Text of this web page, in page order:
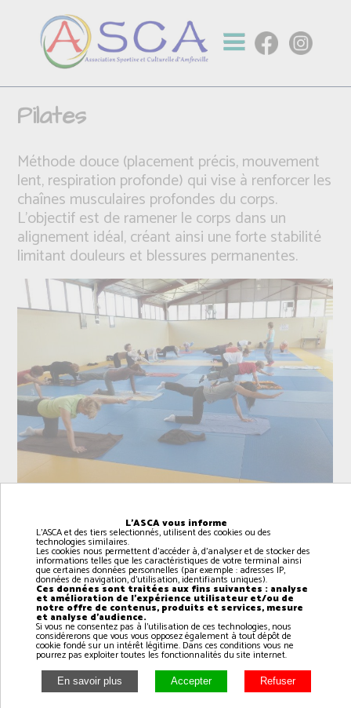
Pilates
Méthode douce (placement précis, mouvement
lent, respiration profonde) qui vise à renforcer les
chaînes musculaires profondes du corps.
L'objectif est de ramener le corps dans un
alignement idéal, créant ainsi une forte stabilité
limitant douleurs et blessures permanentes.
Intervenant(e): Magali
La méthode Pilates, parfois simplement appelée
Pilates, est un système d'activité physique
développé au début du XXÃ¡Âµâ° siècle par un
passionné de sport et du corps humain, Joseph
L'ASCA vous informe
L'ASCA et des tiers selectionnés, utilisent des cookies ou des
technologies similaires.
Les cookies nous permettent d'accéder à, d'analyser et de stocker des
informations telles que les caractéristiques de votre terminal ainsi
que certaines données personnelles (par exemple : adresses IP,
données de navigation, d'utilisation, identifiants uniques).
Ces données sont traitées aux fins suivantes : analyse
et amélioration de l'expérience utilisateur et/ou de
notre offre de contenus, produits et services, mesure
et analyse d'audience.
Si vous ne consentez pas à l'utilisation de ces technologies, nous
considérerons que vous vous opposez également à tout dépôt de
cookie fondé sur un intérêt légitime. Dans ces conditions vous ne
pourrez pas exploiter toutes les fonctionnalités du site internet.